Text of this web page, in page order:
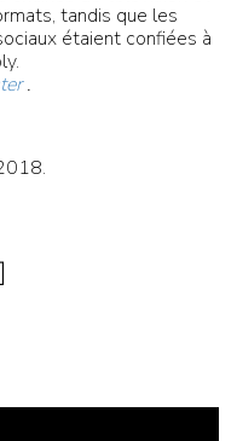
tandis que les
étaient confiées à
.